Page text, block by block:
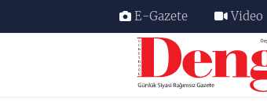
E-Gazete Video
Nöbetçi Eczaneler